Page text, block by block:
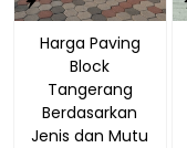
Harga Paving
Block
Tangerang
Berdasarkan
Jenis dan Mutu